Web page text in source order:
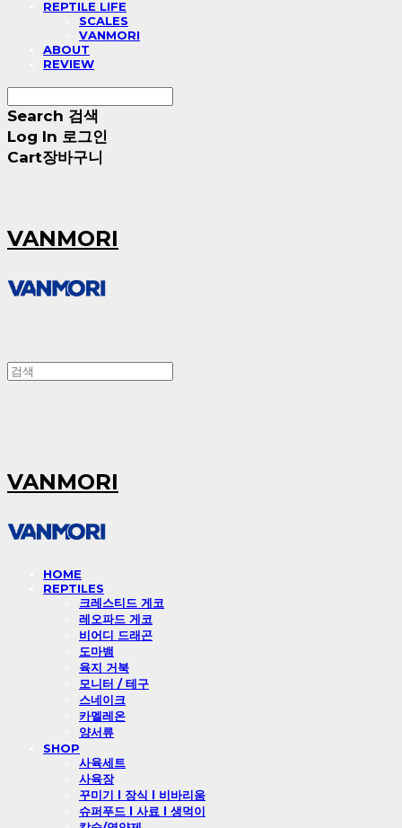
REPTILE LIFE
SCALES
VANMORI
ABOUT
REVIEW
Search 검색
Log In 로그인
Cart장바구니
VANMORI
VANMORI
HOME
REPTILES
크레스티드 게코
레오파드 게코
비어디 드래곤
도마뱀
육지 거북
모니터 / 테구
스네이크
카멜레온
양서류
SHOP
사육세트
사육장
꾸미기 l 장식 l 비바리움
슈퍼푸드 l 사료 l 생먹이